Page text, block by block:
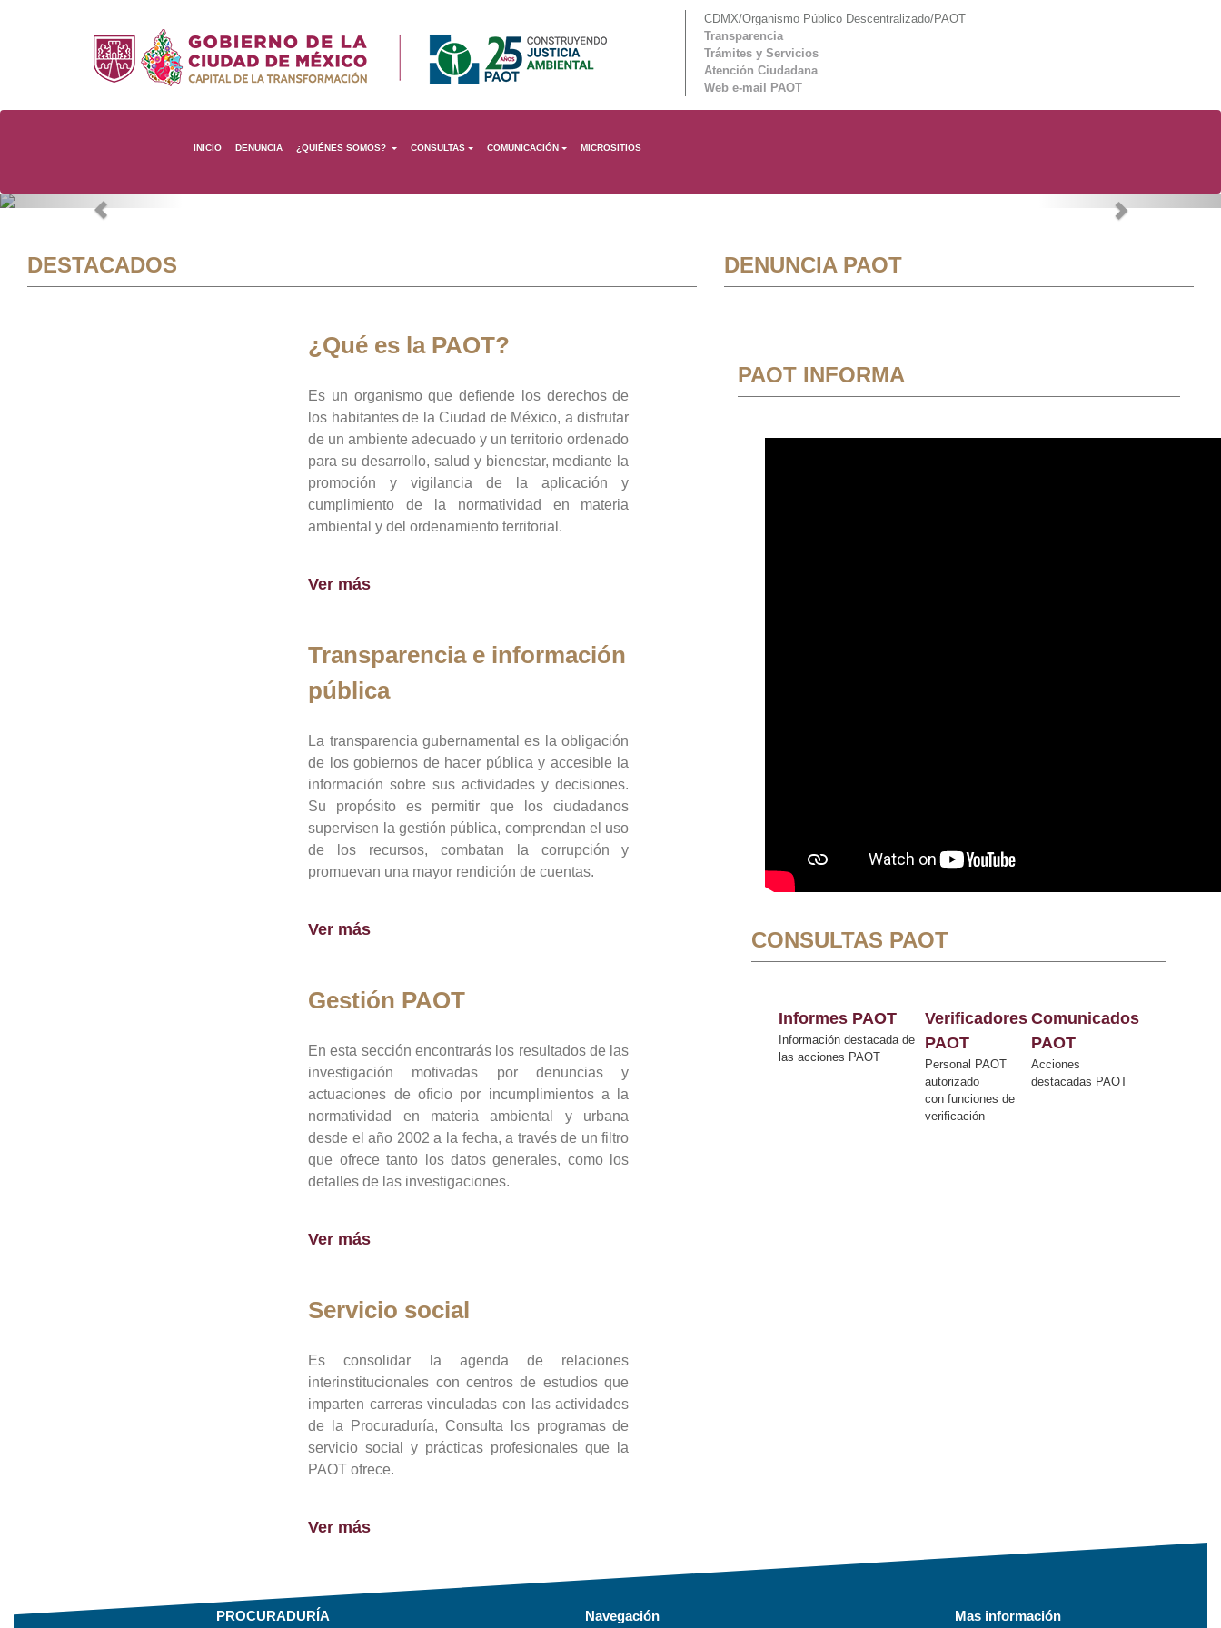
CDMX/Organismo Público Descentralizado/PAOT
Transparencia
Trámites y Servicios
Atención Ciudadana
Web e-mail PAOT
INICIO DENUNCIA ¿QUIÉNES SOMOS? CONSULTAS COMUNICACIÓN MICROSITIOS
Previous Next
DESTACADOS
¿Qué es la PAOT?
Es un organismo que defiende los derechos de
los habitantes de la Ciudad de México, a disfrutar
de un ambiente adecuado y un territorio ordenado
para su desarrollo, salud y bienestar, mediante la
promoción y vigilancia de la aplicación y
cumplimiento de la normatividad en materia
ambiental y del ordenamiento territorial.
Ver más
Transparencia e información
pública
La transparencia gubernamental es la obligación
de los gobiernos de hacer pública y accesible la
información sobre sus actividades y decisiones.
Su propósito es permitir que los ciudadanos
supervisen la gestión pública, comprendan el uso
de los recursos, combatan la corrupción y
promuevan una mayor rendición de cuentas.
Ver más
Gestión PAOT
En esta sección encontrarás los resultados de las
investigación motivadas por denuncias y
actuaciones de oficio por incumplimientos a la
normatividad en materia ambiental y urbana
desde el año 2002 a la fecha, a través de un filtro
que ofrece tanto los datos generales, como los
detalles de las investigaciones.
Ver más
Servicio social
Es consolidar la agenda de relaciones
interinstitucionales con centros de estudios que
imparten carreras vinculadas con las actividades
de la Procuraduría, Consulta los programas de
servicio social y prácticas profesionales que la
PAOT ofrece.
Ver más
DENUNCIA PAOT
PAOT INFORMA
CONSULTAS PAOT
Informes PAOT
Información destacada de
las acciones PAOT
Verificadores
PAOT
Personal PAOT
autorizado
con funciones de
verificación
Comunicados
PAOT
Acciones
destacadas PAOT
PROCURADURÍA Navegación Mas información